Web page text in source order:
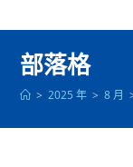
部落格
> 2025 年 > 8 月